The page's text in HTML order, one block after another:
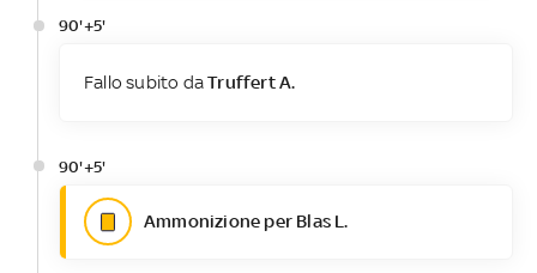
90'+5'
Fallo subito daTruffert A.
90'+5'
Ammonizione per Blas L.